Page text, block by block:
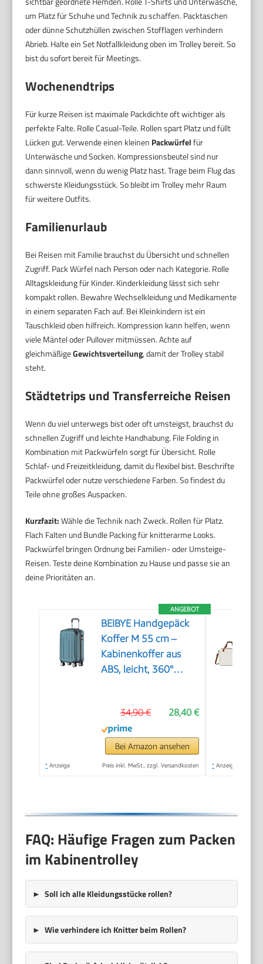
um Platz für Schuhe und Technik zu schaffen. Packtaschen
oder dünne Schutzhüllen zwischen Stofflagen verhindern
Abrieb. Halte ein Set Notfallkleidung oben im Trolley bereit. So
bist du sofort bereit für Meetings.
Wochenendtrips
Für kurze Reisen ist maximale Packdichte oft wichtiger als
perfekte Falte. Rolle Casual-Teile. Rollen spart Platz und füllt
Lücken gut. Verwende einen kleinen Packwürfelfür
Unterwäsche und Socken. Kompressionsbeutel sind nur
dann sinnvoll, wenn du wenig Platz hast. Trage beim Flug das
schwerste Kleidungsstück. So bleibt im Trolley mehr Raum
für weitere Outfits.
Familienurlaub
Bei Reisen mit Familie brauchst du Übersicht und schnellen
Zugriff. Pack Würfel nach Person oder nach Kategorie. Rolle
Alltagskleidung für Kinder. Kinderkleidung lässt sich sehr
kompakt rollen. Bewahre Wechselkleidung und Medikamente
in einem separaten Fach auf. Bei Kleinkindern ist ein
Tauschkleid oben hilfreich. Kompression kann helfen, wenn
viele Mäntel oder Pullover mitmüssen. Achte auf
gleichmäßigeGewichtsverteilung, damit der Trolley stabil
steht.
Städtetrips und Transferreiche Reisen
Wenn du viel unterwegs bist oder oft umsteigst, brauchst du
schnellen Zugriff und leichte Handhabung. File Folding in
Kombination mit Packwürfeln sorgt für Übersicht. Rolle
Schlaf- und Freizeitkleidung, damit du flexibel bist. Beschrifte
Packwürfel oder nutze verschiedene Farben. So findest du
Teile ohne großes Auspacken.
Kurzfazit:Wähle die Technik nach Zweck. Rollen für Platz.
Flach Falten und Bundle Packing für knitterarme Looks.
Packwürfel bringen Ordnung bei Familien- oder Umsteige-
Reisen. Teste deine Kombination zu Hause und passe sie an
deine Prioritäten an.
ANGEBOT
BEIBYE Handgepäck
Koffer M 55 cm –
Kabinenkoffer aus
ABS, leicht, 360°
Kurzreisen,
Dunkelgruen
28,40 €
34,90 €
Bei Amazon ansehen
* Anzeige Preis inkl. MwSt., zzgl. Versandkosten * Anzeige
FAQ: Häufige Fragen zum Packen
im Kabinentrolley
Soll ich alle Kleidungsstücke rollen?
Wie verhindere ich Knitter beim Rollen?